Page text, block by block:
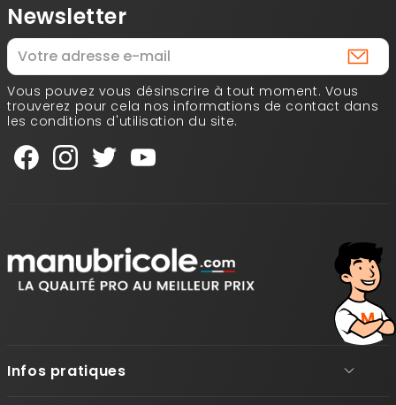
Newsletter
Vous pouvez vous désinscrire à tout moment. Vous
trouverez pour cela nos informations de contact dans
les conditions d'utilisation du site.
Infos pratiques